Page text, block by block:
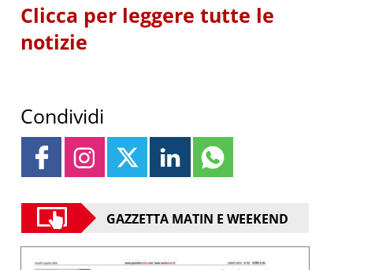
Clicca per leggere tutte le
notizie
Condividi
GAZZETTA MATIN E WEEKEND